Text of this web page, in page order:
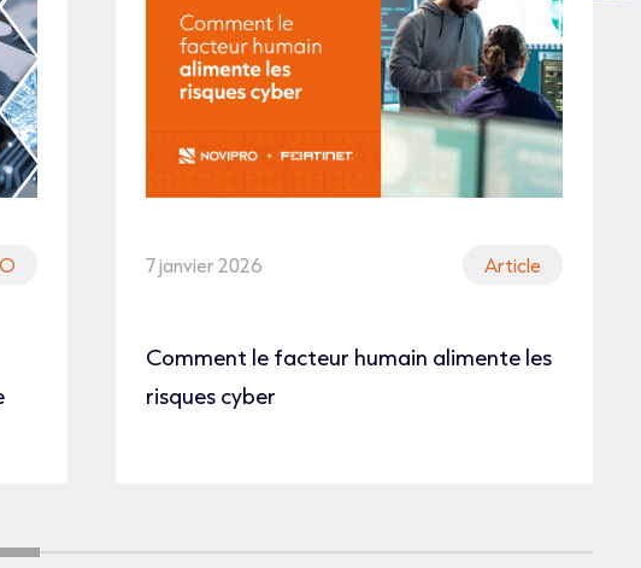
7 janvier 2026 Article
Comment le facteur humain alimente les
risques cyber